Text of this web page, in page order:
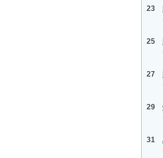
23
25
27
29
31